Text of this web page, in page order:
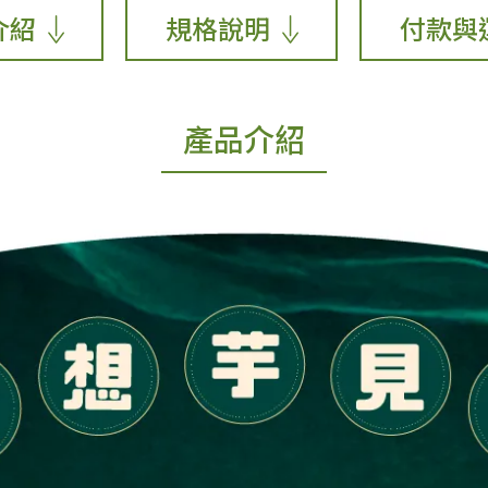
紹 規格說明 付款與
產品介紹